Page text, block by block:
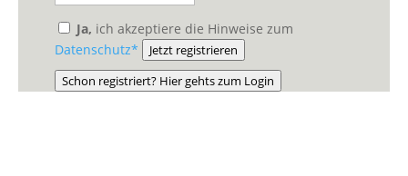
Ja, ich akzeptiere die Hinweise zum
Datenschutz*
Jetzt registrieren
Schon registriert? Hier gehts zum Login